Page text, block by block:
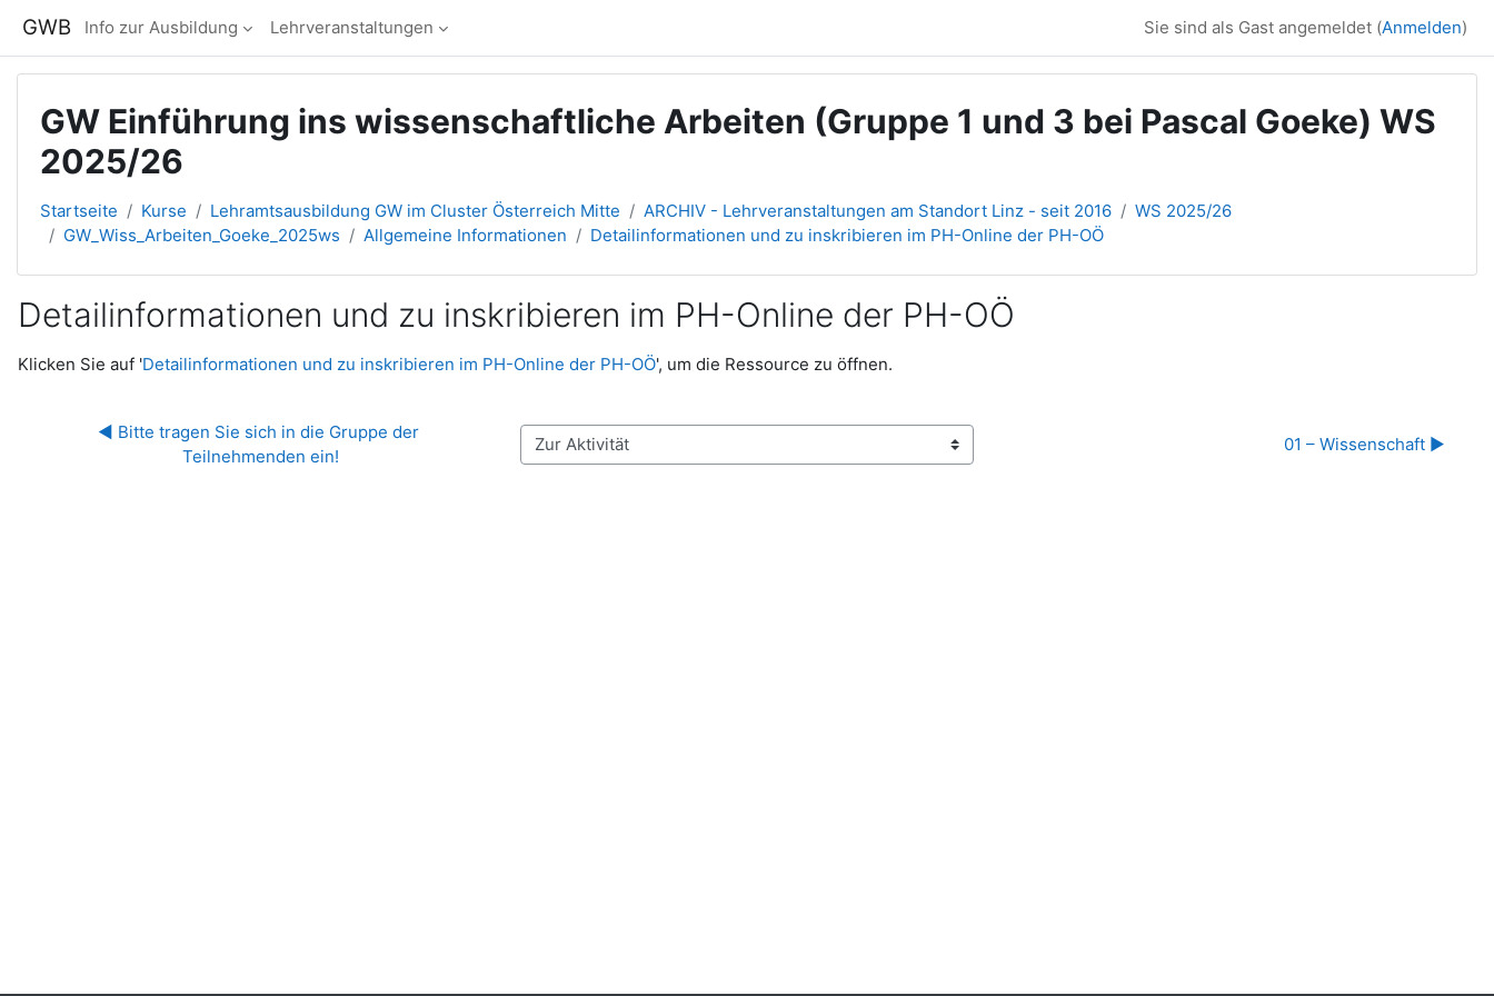
GWB Info zur Ausbildung Lehrveranstaltungen Sie sind als Gast angemeldet (Anmelden)
GW Einführung ins wissenschaftliche Arbeiten (Gruppe 1 und 3 bei Pascal Goeke) WS
2025/26
Startseite Kurse Lehramtsausbildung GW im Cluster Österreich Mitte ARCHIV - Lehrveranstaltungen am Standort Linz - seit 2016
WS 2025/26
GW_Wiss_Arbeiten_Goeke_2025ws
Allgemeine Informationen Detailinformationen und zu inskribieren im PH-Online der PH-OÖ
Detailinformationen und zu inskribieren im PH-Online der PH-OÖ
Abschlussbedingungen
Klicken Sie auf 'Detailinformationen und zu inskribieren im PH-Online der PH-OÖ', um die Ressource zu öffnen.
◀︎ Bitte tragen Sie sich in die Gruppe der
Teilnehmenden ein!
Zur Aktivität 01 – Wissenschaft ▶︎